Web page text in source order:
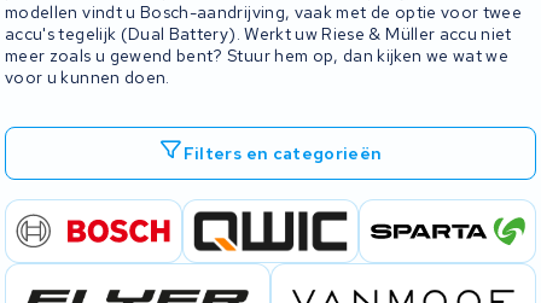
modellen vindt u Bosch-aandrijving, vaak met de optie voor twee
accu's tegelijk (Dual Battery). Werkt uw Riese & Müller accu niet
meer zoals u gewend bent? Stuur hem op, dan kijken we wat we
voor u kunnen doen.
Filters en categorieën